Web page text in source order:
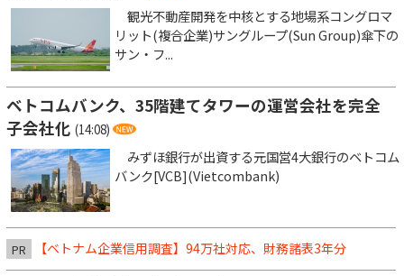
観光不動産開発を中核とする地場系コングロマ
リット(複合企業)サングループ(Sun Group)傘下の
サン・フ...
ベトコムバンク、35階建てタワーの運営会社を完全
子会社化 (14:08)
みずほ銀行が出資する元国営4大銀行のベトコム
バンク[VCB](Vietcombank)
PR 【ベトナム企業信用調査】94万社対応、財務諸表3年分